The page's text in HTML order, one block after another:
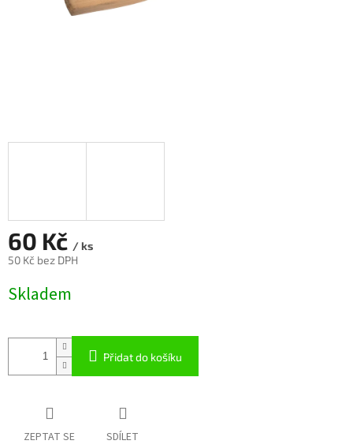
60 Kč / ks
50 Kč bez DPH
cena:
Skladem
Přidat do košíku
ZEPTAT SE SDÍLET